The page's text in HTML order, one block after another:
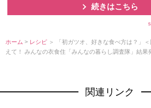
続きはこちら
ホーム > レシピ ＞ 「初ガツオ、好きな食べ方は？」
えて！ みんなの衣食住「みんなの暮らし調査隊」結果
関連リンク